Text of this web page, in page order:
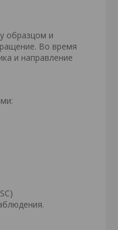
образцом и
Во время
и направление